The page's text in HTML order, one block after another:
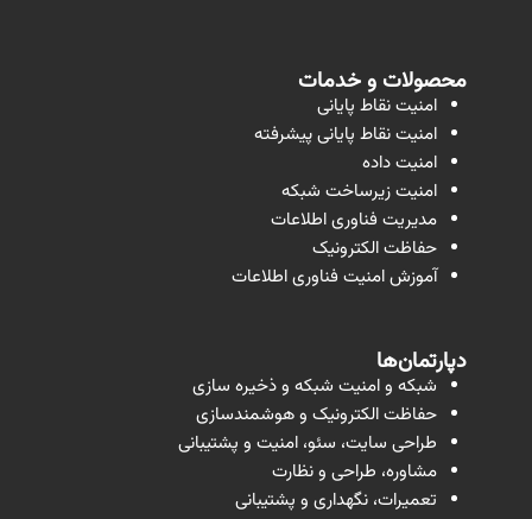
محصولات و خدمات
امنیت نقاط پایانی
امنیت نقاط پایانی پیشرفته
امنیت داده
امنیت زیرساخت شبکه
مدیریت فناوری اطلاعات
حفاظت الکترونیک
آموزش امنیت فناوری اطلاعات
دپارتمان‌ها
شبکه و امنیت شبکه و ذخیره سازی
حفاظت الکترونیک و هوشمندسازی
طراحی سایت، سئو، امنیت و پشتیبانی
مشاوره، طراحی و نظارت
تعمیرات، نگهداری و پشتیبانی